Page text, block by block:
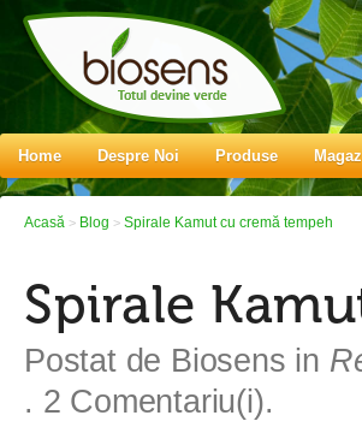
Home Despre Noi Produse
Acasă > Blog > Spirale Kamut cu cremă tempeh
Spirale
Postat de Biosens in
. 2 Comentariu(i).